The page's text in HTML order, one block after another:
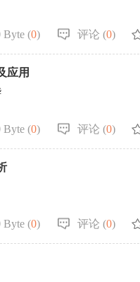
Byte (0) 评论 (0)
应用
Byte (0) 评论 (0)
Byte (0) 评论 (0)